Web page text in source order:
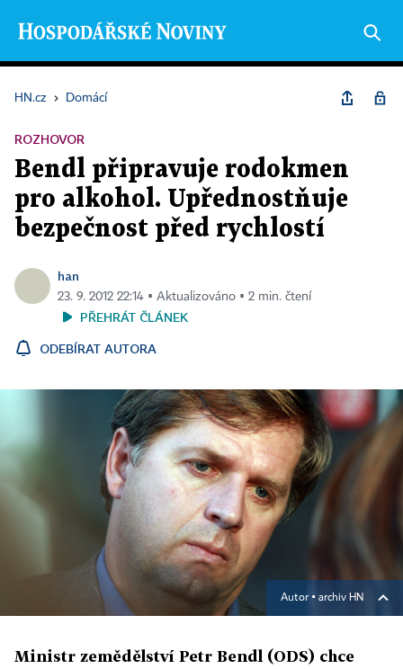
HN.cz › Domácí
ROZHOVOR
Bendl připravuje rodokmen
pro alkohol. Upřednostňuje
bezpečnost před rychlostí
han
23. 9. 2012 22:14 ▪ Aktualizováno ▪ 2 min. čtení
PŘEHRÁT ČLÁNEK
ODEBÍRAT AUTORA
Autor ▪ archiv HN
Ministr zemědělství Petr Bendl (ODS) chce